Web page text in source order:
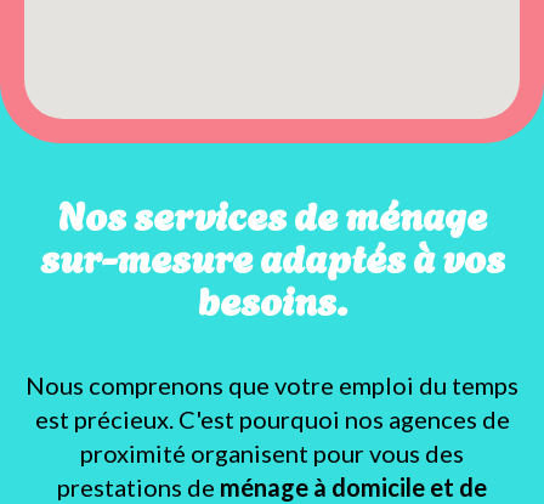
Nos services de ménage
sur-mesure adaptés à vos
besoins.
Nous comprenons que votre emploi du temps
est précieux. C'est pourquoi nos agences de
proximité organisent pour vous des
prestations de ménage à domicile et de